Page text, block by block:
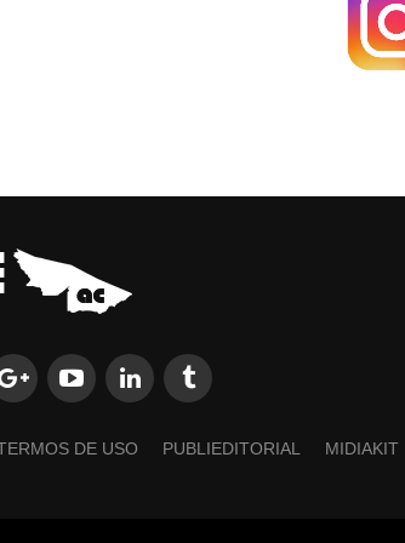
DE USO PUBLIEDITORIAL MIDIAKIT